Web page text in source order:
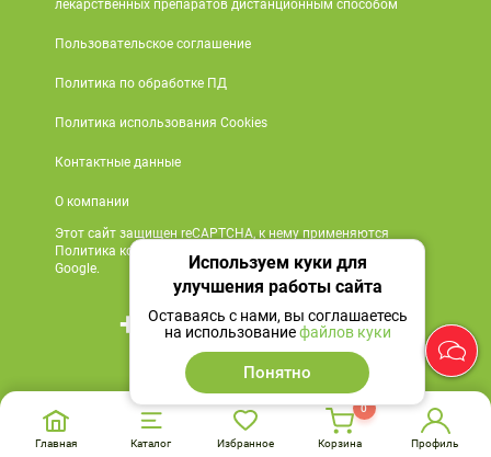
лекарственных препаратов дистанционным способом
Пользовательское соглашение
Политика по обработке ПД
Политика использования Cookies
Контактные данные
О компании
Этот сайт защищен reCAPTCHA, к нему применяются
Политика конфиденциальности и Условия обслуживания
Google.
+7 495 419 18 18
Мы в социальных сетях
Главная Каталог Избранное Корзина
0
Профиль
Используем куки для
улучшения работы сайта
Оставаясь с нами, вы соглашаетесь
на использованиефайлов куки
Понятно